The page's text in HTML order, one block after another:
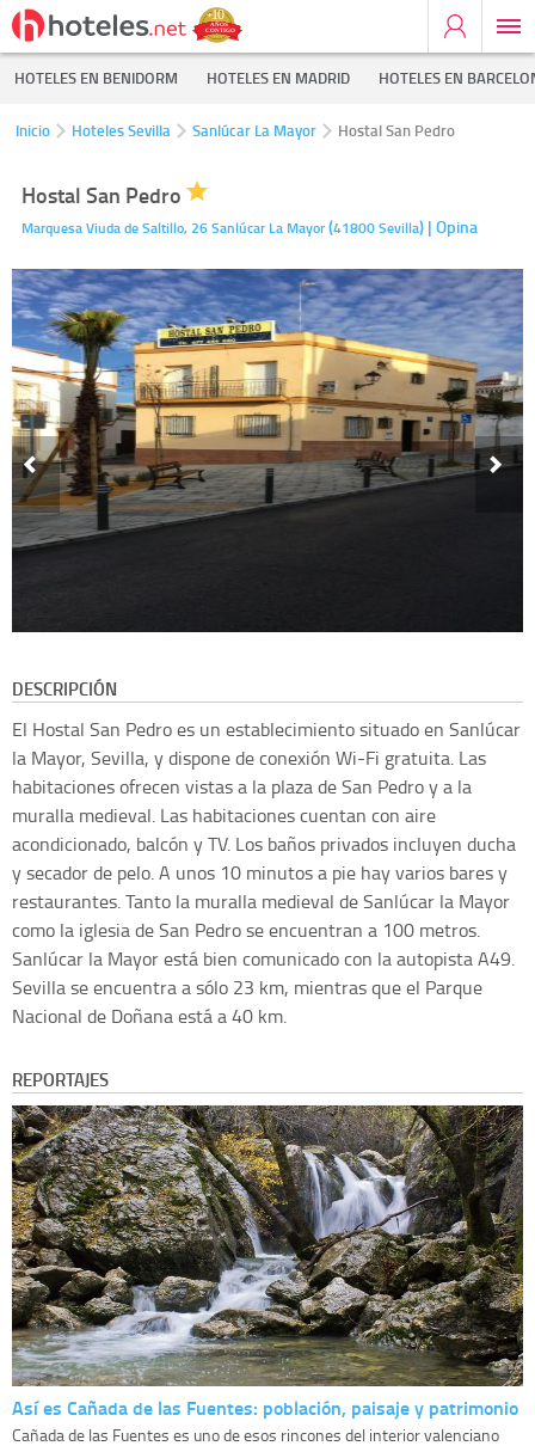
HOTELES EN BENIDORM HOTELES EN MADRID HOTELES EN
Inicio Hoteles Sevilla Sanlúcar La Mayor Hostal San Pedro
Hostal San Pedro
Marquesa Viuda de Saltillo, 26Sanlúcar La Mayor(41800Sevilla) | Opina
DESCRIPCIÓN
El Hostal San Pedro es un establecimiento situado en Sanlúcar
la Mayor, Sevilla, y dispone de conexión Wi-Fi gratuita. Las
habitaciones ofrecen vistas a la plaza de San Pedro y a la
muralla medieval. Las habitaciones cuentan con aire
acondicionado, balcón y TV. Los baños privados incluyen ducha
y secador de pelo. A unos 10 minutos a pie hay varios bares y
restaurantes. Tanto la muralla medieval de Sanlúcar la Mayor
como la iglesia de San Pedro se encuentran a 100 metros.
Sanlúcar la Mayor está bien comunicado con la autopista A49.
Sevilla se encuentra a sólo 23 km, mientras que el Parque
Nacional de Doñana está a 40 km.
REPORTAJES
Así es Cañada de las Fuentes: población, paisaje y patrimonio
Cañada de las Fuentes es uno de esos rincones del interior valenciano